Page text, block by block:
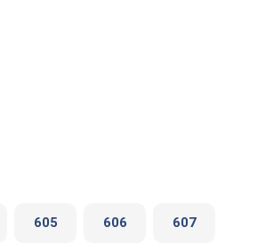
605 606 607